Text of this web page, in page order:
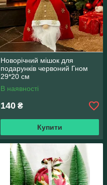
Новорічний мішок для
подарунків червоний Гном
29*20 см
В наявності
140 ₴
Купити